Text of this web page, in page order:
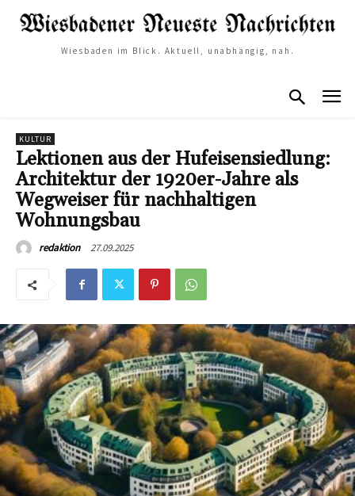
Wiesbaden im Blick. Aktuell, unabhängig, nah.
KULTUR
Lektionen aus der Hufeisensiedlung:
Architektur der 1920er-Jahre als
Wegweiser für nachhaltigen
Wohnungsbau
redaktion 27.09.2025